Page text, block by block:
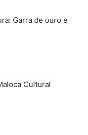
Garra de ouro e
Cultural